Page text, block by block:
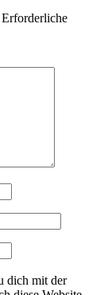
Erforderliche
dich mit der